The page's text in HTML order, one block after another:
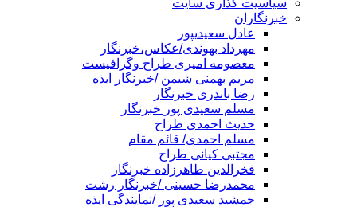
سیاسیت گذاری سایت
خبرنگاران
عادل سعیدیپور
مهرداد بهوندی/عکاس،خبرنگار
معصومه امیری طراح وگرافیست
مریم بهمنی شیمن /خبرنگار ایذه
رضا باندری خبرنگار
مسلم سعیدی پور خبرنگار
حدیث احمدی طراح
مسلم احمدی/ قائم مقام
مجتبی کیانی طراح
فخرالدین طاهرزاده خبرنگار
محمدرضا حسینی /خبرنگار رشت
جمشید سعیدی پور /نمایندگی ایذه